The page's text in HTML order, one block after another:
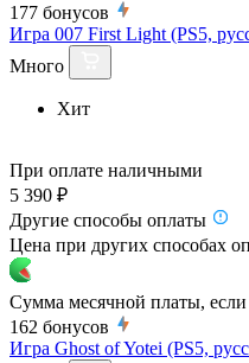
177 бонусов
Игра 007 First Light (PS5,
Много
Хит
При оплате наличными
5 390 ₽
Другие способы оплаты
Цена при других способах
Сумма месячной платы, если
162 бонусов
Игра Ghost of Yotei (PS5,